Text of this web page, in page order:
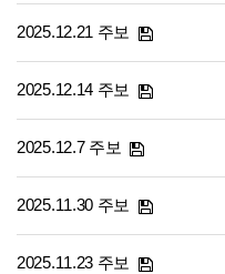
2025.12.21 주보
2025.12.14 주보
2025.12.7 주보
2025.11.30 주보
2025.11.23 주보